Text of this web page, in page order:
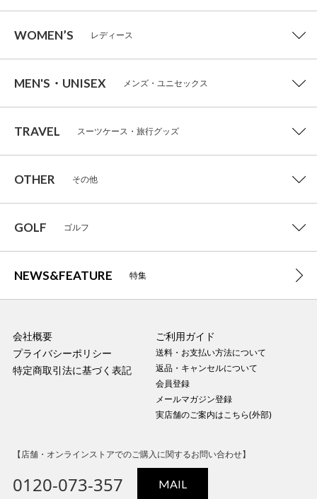
WOMEN’S レディース
MEN'S・UNISEX メンズ・ユニセックス
TRAVEL スーツケース・旅行グッズ
OTHER その他
GOLF ゴルフ
NEWS&FEATURE 特集
会社概要
プライバシーポリシー
特定商取引法に基づく表記
ご利用ガイド
送料・お支払い方法について
返品・キャンセルについて
会員登録
メールマガジン登録
実店舗のご案内はこちら(外部)
【店舗・オンラインストアでのご購入に関するお問い合わせ】
0120-073-357 MAIL